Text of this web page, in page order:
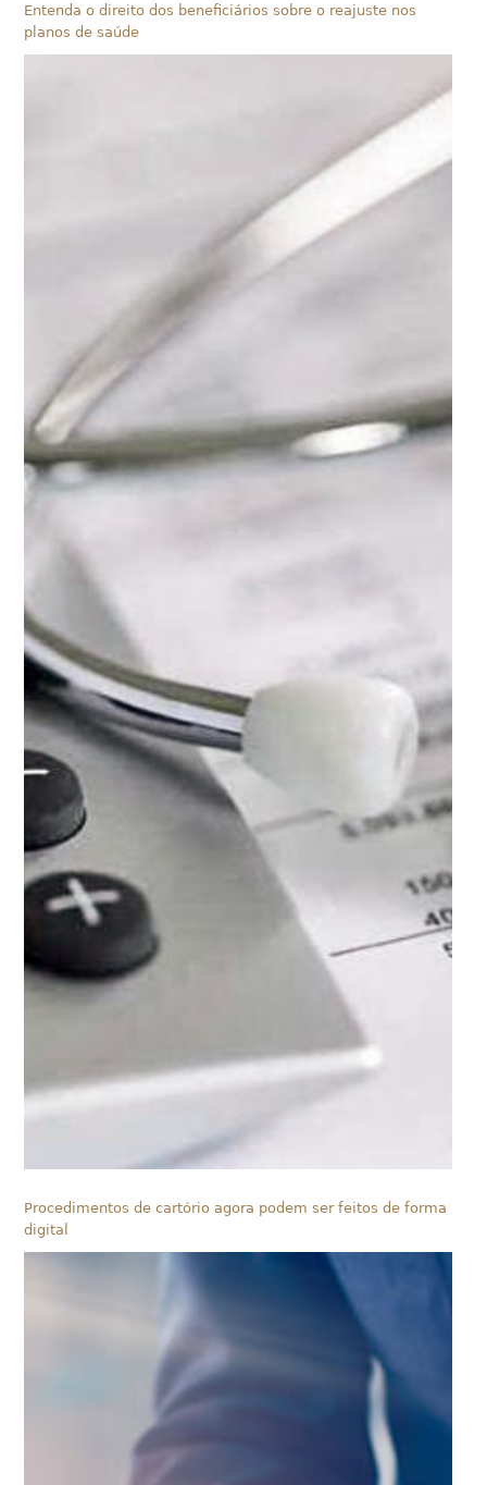
Entenda o direito dos beneficiários sobre o reajuste nos
planos de saúde
Procedimentos de cartório agora podem ser feitos de forma
digital